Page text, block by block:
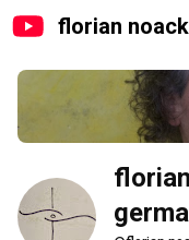
florian